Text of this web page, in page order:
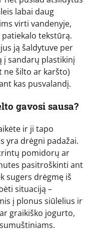
labai daug
virti vandenyje,
tekstūrą.
ją šaldytuve per
į sandarų plastikinį
ne šilto ar karšto)
kas pusvalandį.
gavosi sausa?
ir ji tapo
yra drėgni padažai.
pomidorų ar
pasitroškinti ant
sugers drėgmę iš
situaciją –
į plonus siūlelius ir
graikiško jogurto,